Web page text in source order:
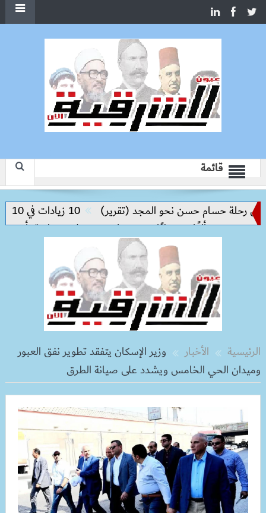
قائمة
حسام حسن نحو المجد (تقرير)
10 زيادات في 10 سنوات.. هل حان الوقت لرفع دعم البنزين نهائيا؟
كيلو
حملات بيطرية بأسوان
الرئيسية الأخبار
وزير الإسكان يتفقد تطوير نفق العبور
وميدان الحي الخامس ويشدد على صيانة الطرق